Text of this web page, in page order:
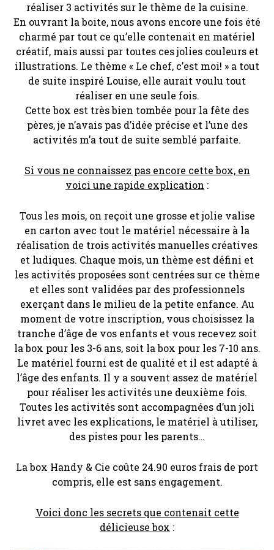
réaliser 3 activités sur le thème de la cuisine.
En ouvrant la boite, nous avons encore une fois été
charmé par tout ce qu’elle contenait en matériel
créatif, mais aussi par toutes ces jolies couleurs et
illustrations. Le thème « Le chef, c’est moi! » a tout
de suite inspiré Louise, elle aurait voulu tout
réaliser en une seule fois.
Cette box est très bien tombée pour la fête des
pères, je n’avais pas d’idée précise et l’une des
activités m’a tout de suite semblé parfaite.
Si vous ne connaissez pas encore cette box, en
voici une rapide explication :
Tous les mois, on reçoit une grosse et jolie valise
en carton avec tout le matériel nécessaire à la
réalisation de trois activités manuelles créatives
et ludiques. Chaque mois, un thème est défini et
les activités proposées sont centrées sur ce thème
et elles sont validées par des professionnels
exerçant dans le milieu de la petite enfance. Au
moment de votre inscription, vous choisissez la
tranche d’âge de vos enfants et vous recevez soit
la box pour les 3-6 ans, soit la box pour les 7-10 ans.
Le matériel fourni est de qualité et il est adapté à
l’âge des enfants. Il y a souvent assez de matériel
pour réaliser les activités une deuxième fois.
Toutes les activités sont accompagnées d’un joli
livret avec les explications, le matériel à utiliser,
des pistes pour les parents…
La box Handy & Cie coûte 24.90 euros frais de port
compris, elle est sans engagement.
Voici donc les secrets que contenait cette
délicieuse box :